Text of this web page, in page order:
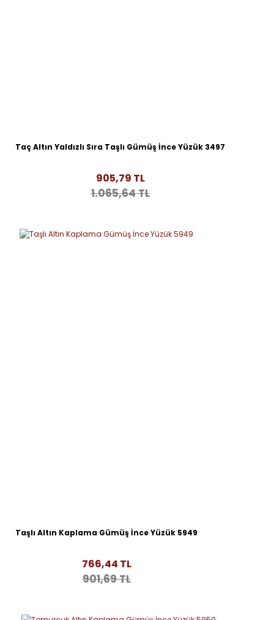
Taç Altın Yaldızlı Sıra Taşlı Gümüş İnce Yüzük 3497
905,79 TL
1.065,64 TL
Taşlı Altın Kaplama Gümüş İnce Yüzük 5949
766,44 TL
901,69 TL